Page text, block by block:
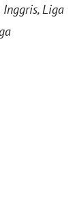
Inggris, Liga